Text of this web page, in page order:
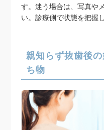
す。迷う場合は、写真や
い。診療側で状態を把握
親知らず抜歯後
ち物